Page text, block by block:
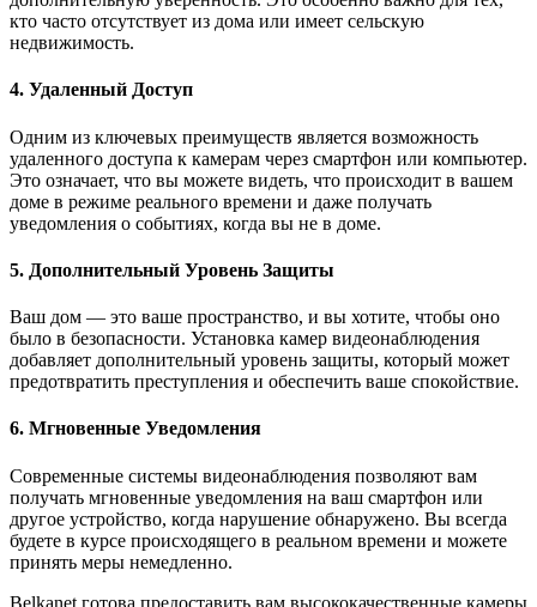
кто часто отсутствует из дома или имеет сельскую
недвижимость.
4. Удаленный Доступ
Одним из ключевых преимуществ является возможность
удаленного доступа к камерам через смартфон или компьютер.
Это означает, что вы можете видеть, что происходит в вашем
доме в режиме реального времени и даже получать
уведомления о событиях, когда вы не в доме.
5. Дополнительный Уровень Защиты
Ваш дом — это ваше пространство, и вы хотите, чтобы оно
было в безопасности. Установка камер видеонаблюдения
добавляет дополнительный уровень защиты, который может
предотвратить преступления и обеспечить ваше спокойствие.
6. Мгновенные Уведомления
Современные системы видеонаблюдения позволяют вам
получать мгновенные уведомления на ваш смартфон или
другое устройство, когда нарушение обнаружено. Вы всегда
будете в курсе происходящего в реальном времени и можете
принять меры немедленно.
Belkanet готова предоставить вам высококачественные камеры